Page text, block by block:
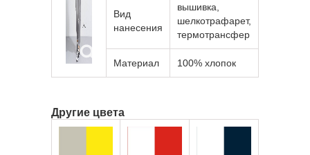
Вид
нанесения
вышивка,
шелкотрафарет,
термотрансфер
Материал 100% хлопок
Другие цвета